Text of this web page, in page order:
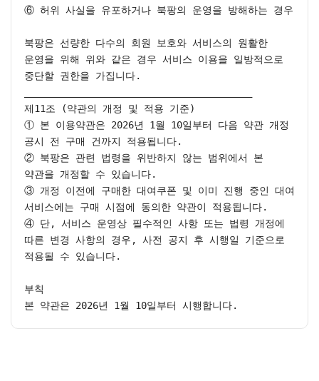
⑥ 허위 사실을 유포하거나 북팡의 운영을 방해하는 경우
북팡은 선량한 다수의 회원 보호와 서비스의 원활한
운영을 위해 위와 같은 경우 서비스 이용을 일방적으로
중단할 권한을 가집니다.
제11조 (약관의 개정 및 적용 기준)
① 본 이용약관은 2026년 1월 10일부터 다음 약관 개정
공시 전 구매 건까지 적용됩니다.
② 북팡은 관련 법령을 위반하지 않는 범위에서 본
약관을 개정할 수 있습니다.
③ 개정 이전에 구매한 대여쿠폰 및 이미 진행 중인 대여
서비스에는 구매 시점에 동의한 약관이 적용됩니다.
④ 단, 서비스 운영상 필수적인 사항 또는 법령 개정에
따른 변경 사항의 경우, 사전 공지 후 시행일 기준으로
적용될 수 있습니다.
부칙
본 약관은 2026년 1월 10일부터 시행합니다.